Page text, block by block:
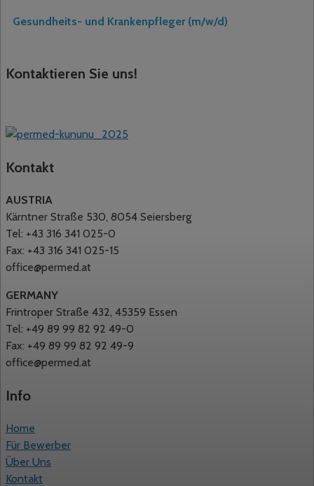
Gesundheits- und Krankenpfleger (m/w/d)
Kontaktieren Sie uns!
Kontakt
AUSTRIA
Kärntner Straße 530, 8054 Seiersberg
Tel: +43 316 341 025-0
Fax: +43 316 341 025-15
office@permed.at
GERMANY
Frintroper Straße 432, 45359 Essen
Tel: +49 89 99 82 92 49-0
Fax: +49 89 99 82 92 49-9
office@permed.at
Info
Home
Für Bewerber
Über Uns
Kontakt